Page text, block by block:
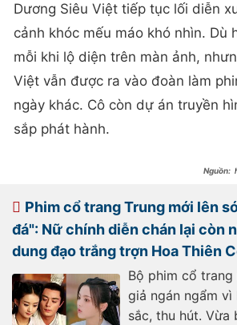
Dương Siêu Việt tiếp tục lối diễn
cảnh khóc mếu máo khó nhìn. Dù
mỗi khi lộ diện trên màn ảnh,
Việt vẫn được ra vào đoàn làm
ngày khác. Cô còn dự án truyền
sắp phát hành.
Phim cổ trang Trung mới lên
đá": Nữ chính diễn chán lại còn
dung đạo trắng trợn Hoa Thiên
Bộ phim cổ trang
giả ngán ngẩm
sắc, thu hút. Vừa